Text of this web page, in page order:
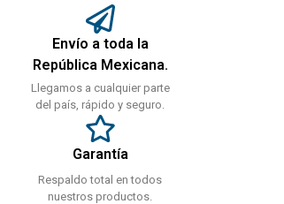
Envío a toda la
República Mexicana.
Llegamos a cualquier parte
del país, rápido y seguro.
Garantía
Respaldo total en todos
nuestros productos.